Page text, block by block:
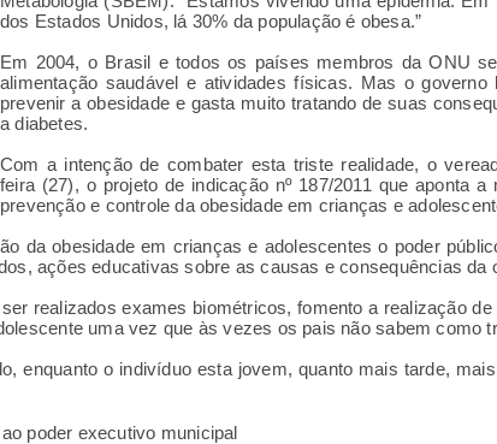
dos Estados Unidos, lá 30% da população é obesa.”
Em 2004, o Brasil e todos os países membros da ONU
alimentação saudável e atividades físicas. Mas o
prevenir a obesidade e gasta muito tratando de suas
a diabetes.
Com a intenção de combater esta triste realidade, o
feira (27), o projeto de indicação nº 187/2011 que aponta
prevenção e controle da obesidade em crianças e
da obesidade em crianças e adolescentes o poder
ações educativas sobre as causas e consequências da
realizados exames biométricos, fomento a realização
uma vez que às vezes os pais não sabem como
enquanto o indivíduo esta jovem, quanto mais tarde,
poder executivo municipal